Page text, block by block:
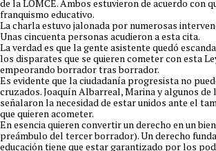
de la LOMCE. Ambos estuvieron de acuerdo con
franquismo educativo.
La charla estuvo jalonada por numerosas
Unas cincuenta personas acudieron a esta cita.
La verdad es que la gente asistente quedó
los disparates que se quieren cometer con esta
empeorando borrador tras borrador.
Es evidente que la ciudadanía progresista no
cruzados. Joaquín Albarreal, Marina y algunos de
señalaron la necesidad de estar unidos ante el
que quieren acometer.
En esencia quieren convertir un derecho en un
preámbulo del tercer borrador). Un derecho
educación tiene que estar garantizado por los